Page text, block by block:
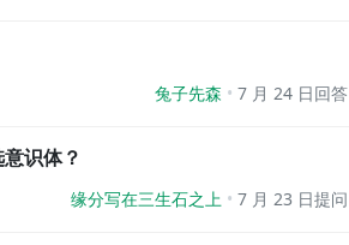
兔子先森 7 月 24 日回答
识体？
缘分写在三生石之上 7 月 23 日提问